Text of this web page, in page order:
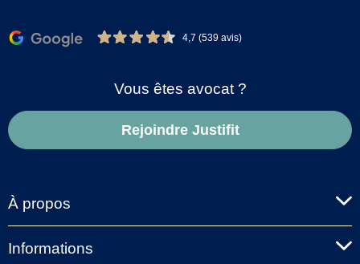
4,7 (539 avis)
Vous êtes avocat ?
Rejoindre Justifit
À propos
Informations